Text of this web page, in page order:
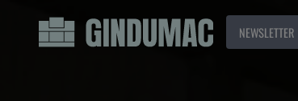
NEWSLETTER